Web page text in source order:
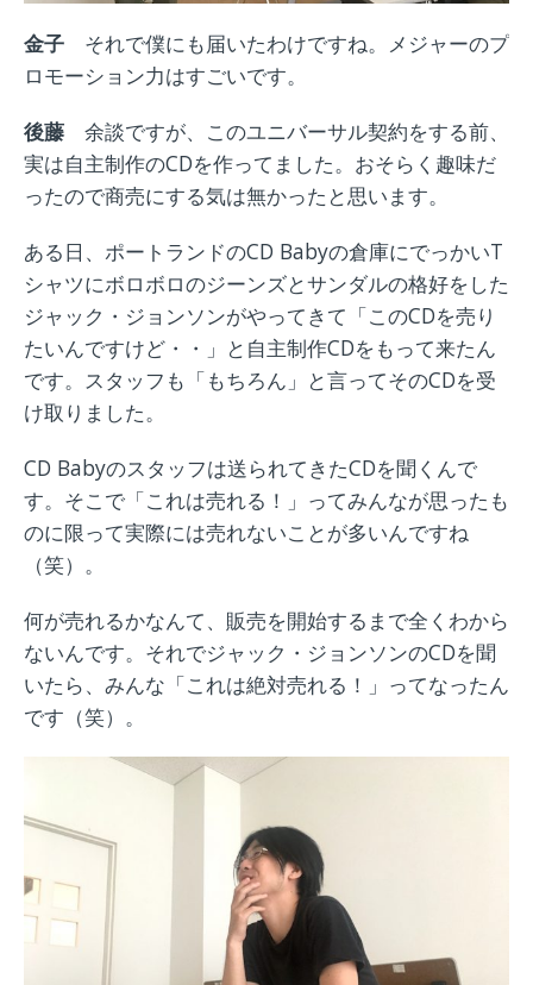
金子 それで僕にも届いたわけですね。メジャーのプ
ロモーション力はすごいです。
後藤 余談ですが、 このユニバーサル契約をする前、
実は自主制作のCDを作ってました。おそらく趣味だ
ったので商売にする気は無かったと思います。
ある日、ポートランドのCD Babyの倉庫にでっかいT
シャツにボロボロのジーンズとサンダルの格好をした
ジャック・ジョンソンがやってきて「このCDを売り
たいんですけど・・」と自主制作CDをもって来たん
です。スタッフも「もちろん」と言ってそのCDを受
け取りました。
CD Babyのスタッフは送られてきたCDを聞くんで
す。そこで「これは売れる！」ってみんなが思ったも
のに限って実際には売れないことが多いんですね
（笑）。
何が売れるかなんて、販売を開始するまで全くわから
ないんです。それでジャック・ジョンソンのCDを聞
いたら、みんな「これは絶対売れる！」ってなったん
です（笑）。